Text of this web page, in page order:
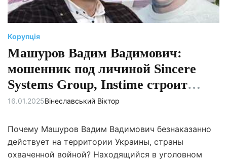
т
Корупція
Машуров Вадим Вадимович:
мошенник под личиной Sincere
Systems Group, Instime строит
новые пирамиды?
16.01.2025Вінеславський Віктор
Почему Машуров Вадим Вадимович безнаказанно
действует на территории Украины, страны
охваченной войной? Находящийся в уголовном